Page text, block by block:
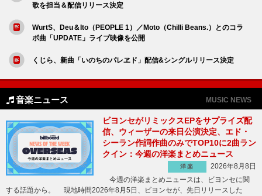
歌を担当＆配信リリース決定
WurtS、Deu＆Ito（PEOPLE 1）／Moto（Chilli Beans.）とのコラ
ボ曲「UPDATE」ライブ映像を公開
くじら、新曲「いのちのパレヱド」配信&シングルリリース決定
音楽ニュース MUSIC NEWS
ビヨンセがリミックスEPをサプライズ配
信、ウィーザーの来日公演決定、エド・
シーラン作詞作曲のみでTOP10に2曲ラン
クイン：今週の洋楽まとめニュース
洋楽
2026年8月8日
今週の洋楽まとめニュースは、ビヨンセに関
する話題から。 現地時間2026年8月5日、ビヨンセが、先日リリースした